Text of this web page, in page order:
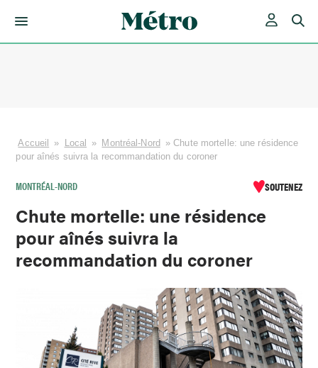
Accueil » Local » Montréal-Nord »Chute mortelle: une résidence
pour aînés suivra la recommandation du coroner
MONTRÉAL-NORD SOUTENEZ
Chute mortelle: une résidence
pour aînés suivra la
recommandation du coroner